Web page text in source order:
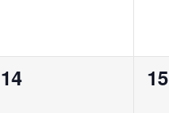
0
14
0
15